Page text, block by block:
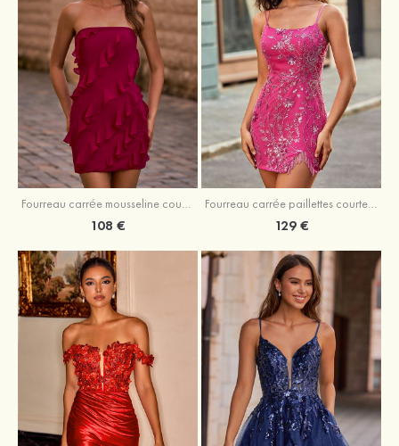
Fourreau carrée mousseline courte/mini robe de fête de la rentré avec volants
108 €
Fourreau carrée paillettes courte/mini robe de fête de la rentrée
129 €